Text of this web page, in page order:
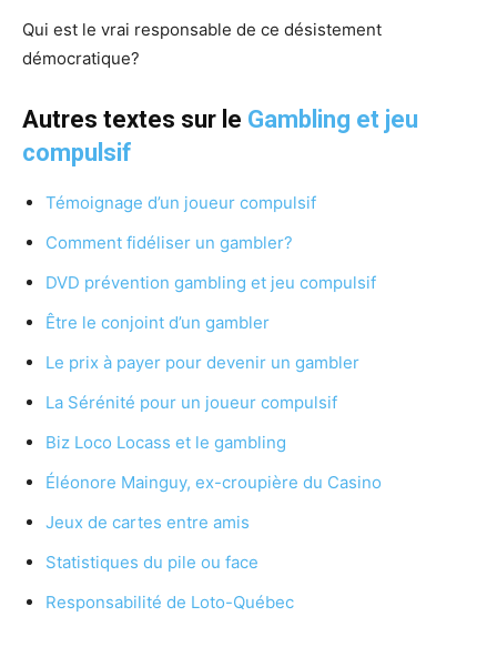
Qui est le vrai responsable de ce désistement
démocratique?
Autres textes sur le Gambling et jeu
compulsif
Témoignage d’un joueur compulsif
Comment fidéliser un gambler?
DVD prévention gambling et jeu compulsif
Être le conjoint d’un gambler
Le prix à payer pour devenir un gambler
La Sérénité pour un joueur compulsif
Biz Loco Locass et le gambling
Éléonore Mainguy, ex-croupière du Casino
Jeux de cartes entre amis
Statistiques du pile ou face
Responsabilité de Loto-Québec